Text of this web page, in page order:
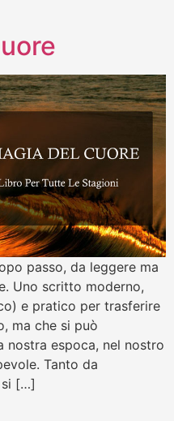
passo, da leggere ma
Uno scritto moderno,
e pratico per trasferire
ma che si può
nostra espoca, nel nostro
Tanto da
si […]